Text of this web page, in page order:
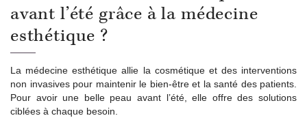
avant l’été grâce à la médecine
esthétique ?
La médecine esthétique allie la cosmétique et des interventions
non invasives pour maintenir le bien-être et la santé des patients.
Pour avoir une belle peau avant l’été, elle offre des solutions
ciblées à chaque besoin.